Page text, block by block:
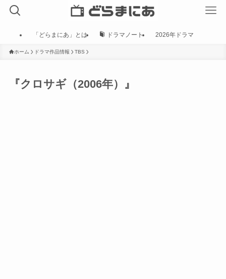
「どらまにあ」とは ドラマノート 2026年ドラマ
ホーム ドラマ作品情報 TBS
『クロサギ（2006年）』